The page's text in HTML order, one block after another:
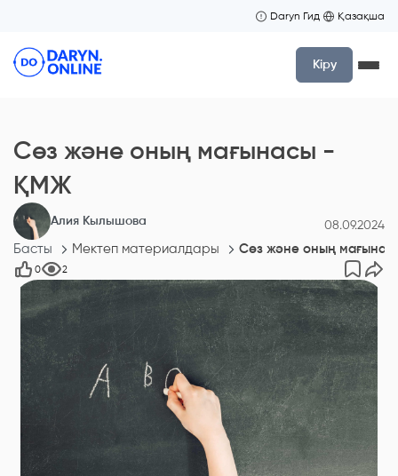
Daryn Гид Қазақша
Кіру
Сөз және оның мағынасы -
ҚМЖ
Алия Кылышова 08.09.2024
Басты Мектеп материалдары Сөз және оның
0 2